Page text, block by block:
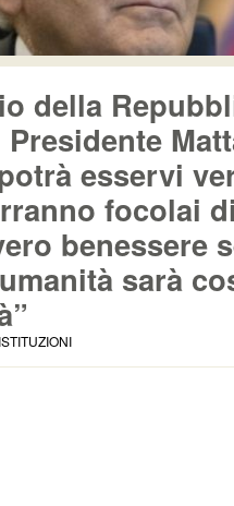
della
esservi
focolai
benessere
sarà
ISTITUZIONI